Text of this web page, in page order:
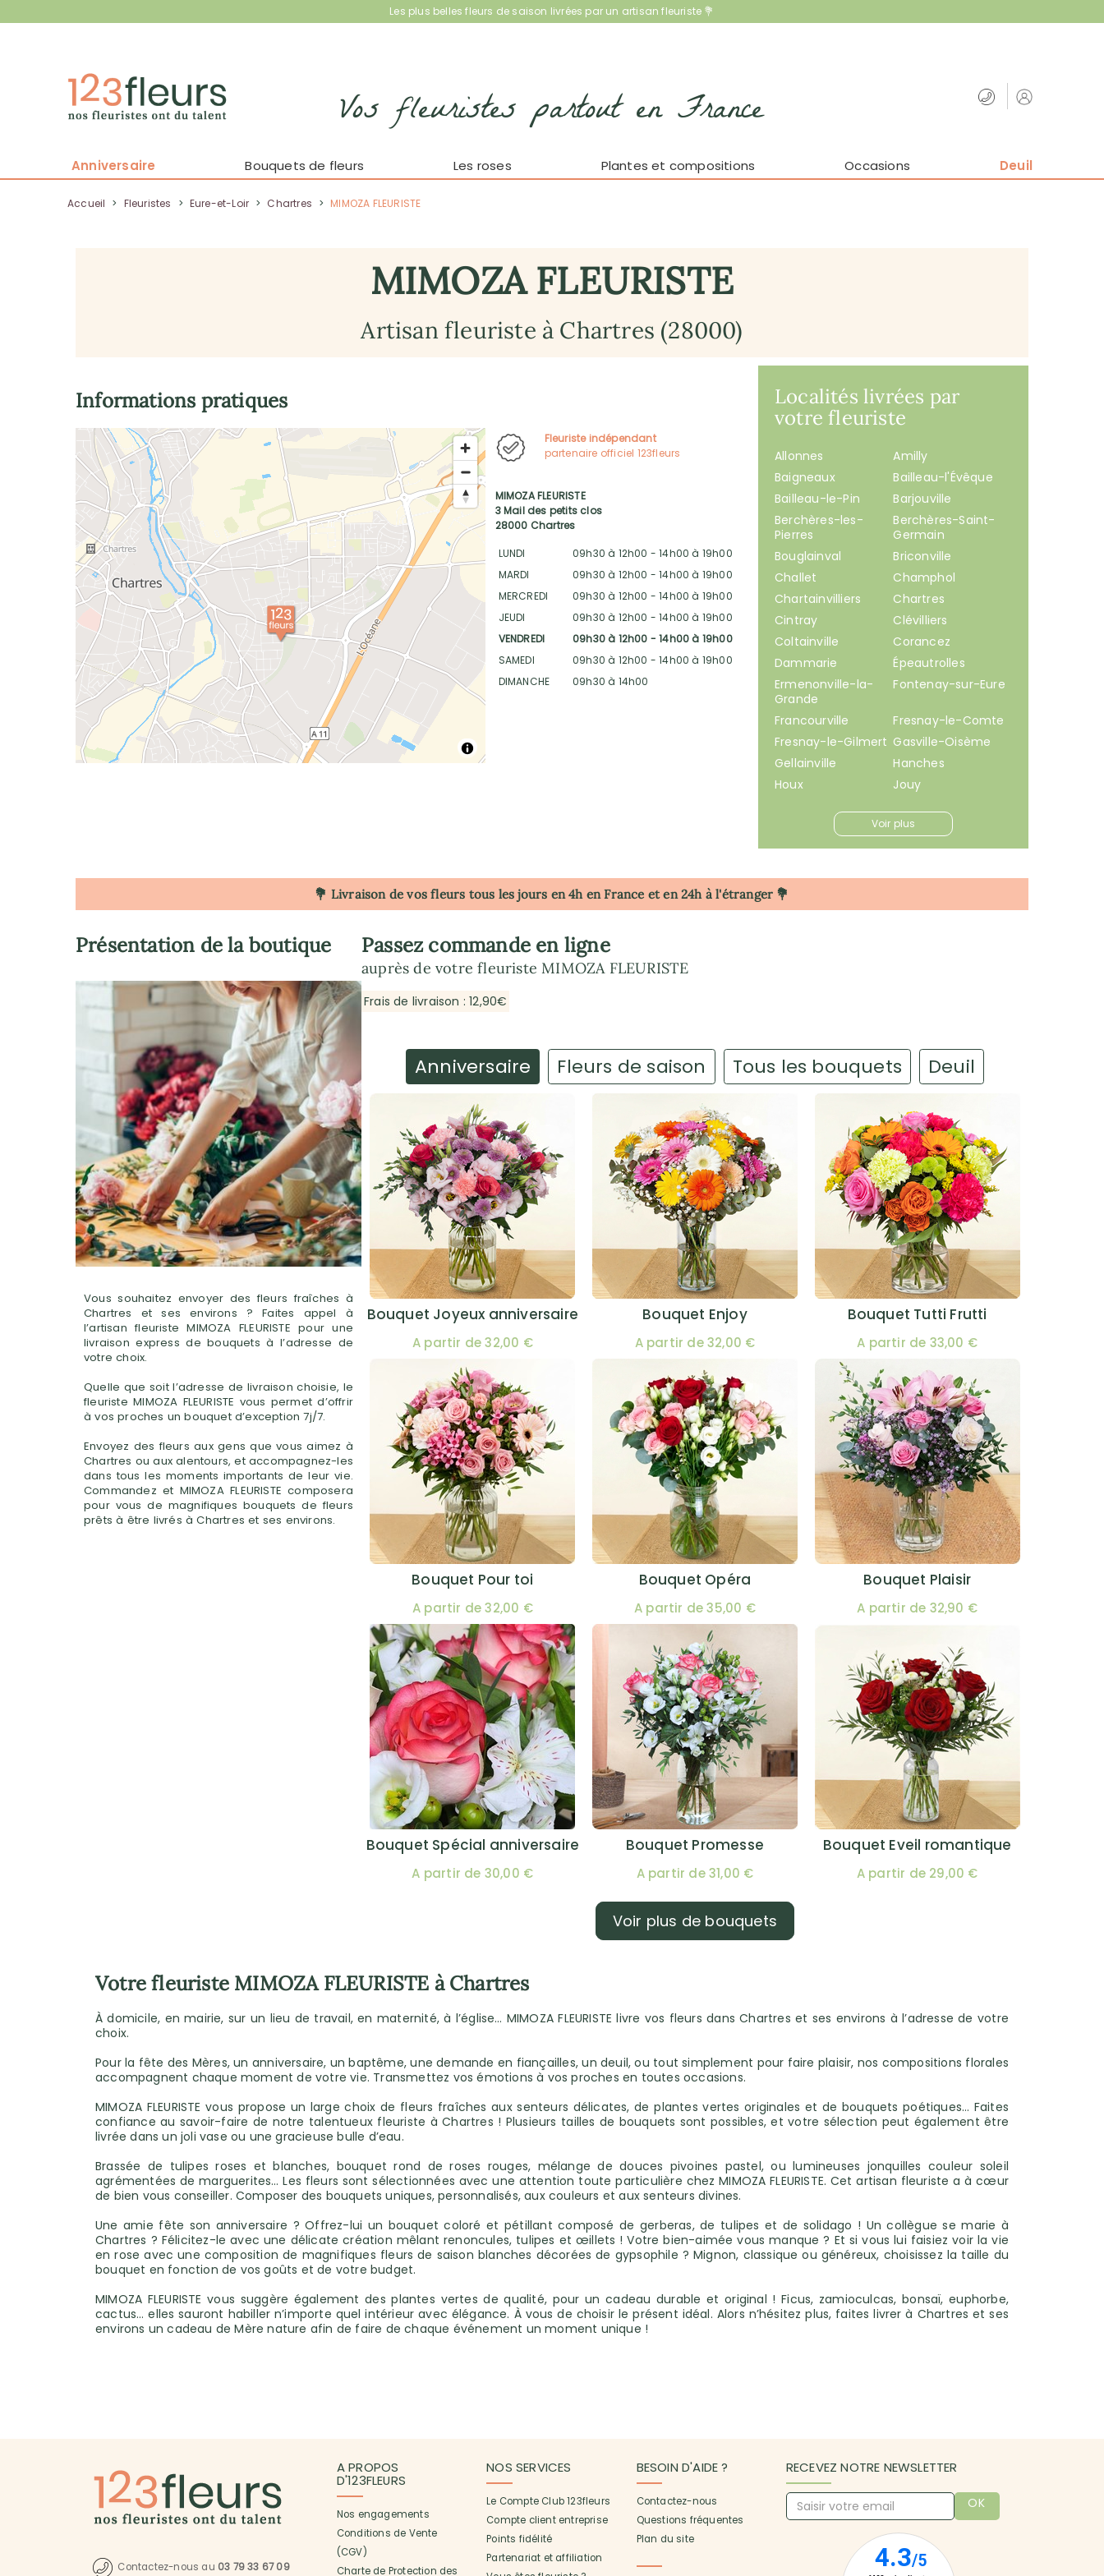
Les plus belles fleurs de saison livrées par un artisan fleuriste 💐
Vos fleuristes partout en France
Anniversaire Bouquets de fleurs Les roses Plantes et compositions Occasions Deuil
Accueil > Fleuristes > Eure-et-Loir > Chartres > MIMOZA FLEURISTE
MIMOZA FLEURISTE
Artisan fleuriste à Chartres (28000)
Localités livrées par
votre fleuriste
Allonnes
Amilly
Baigneaux
Bailleau-l'Évêque
Bailleau-le-Pin
Barjouville
Berchères-les-
Pierres
Berchères-Saint-
Germain
Bouglainval
Briconville
Challet
Champhol
Chartainvilliers
Chartres
Cintray
Clévilliers
Coltainville
Corancez
Dammarie
Épeautrolles
Ermenonville-la-
Grande
Fontenay-sur-Eure
Francourville
Fresnay-le-Comte
Fresnay-le-Gilmert Gasville-Oisème
Gellainville
Hanches
Houx
Jouy
Voir plus
Fleuriste indépendant
partenaire officiel 123fleurs
MIMOZA FLEURISTE
3 Mail des petits clos
28000 Chartres
LUNDI
09h30 à 12h00 - 14h00 à 19h00
MARDI
09h30 à 12h00 - 14h00 à 19h00
MERCREDI
09h30 à 12h00 - 14h00 à 19h00
JEUDI
09h30 à 12h00 - 14h00 à 19h00
VENDREDI
09h30 à 12h00 - 14h00 à 19h00
SAMEDI
09h30 à 12h00 - 14h00 à 19h00
DIMANCHE
09h30 à 14h00
Informations pratiques
💐 Livraison de vos fleurs tous les jours en 4h en France et en 24h à l'étranger 💐
Passez commande en ligne
auprès de votre fleuriste MIMOZA FLEURISTE
Frais de livraison : 12,90€
Anniversaire Fleurs de saison Tous les bouquets Deuil
Bouquet Joyeux anniversaire
A partir de 32,00 €
Bouquet Enjoy
A partir de 32,00 €
Bouquet Tutti Frutti
A partir de 33,00 €
Bouquet Pour toi
A partir de 32,00 €
Bouquet Opéra
A partir de 35,00 €
Bouquet Plaisir
A partir de 32,90 €
Bouquet Spécial anniversaire
A partir de 30,00 €
Bouquet Promesse
A partir de 31,00 €
Bouquet Eveil romantique
A partir de 29,00 €
Voir plus de bouquets
Présentation de la boutique
Vous souhaitez envoyer des fleurs fraîches à
Chartres et ses environs ? Faites appel à
l’artisan fleuriste MIMOZA FLEURISTE pour une
livraison express de bouquets à l’adresse de
votre choix.
Quelle que soit l’adresse de livraison choisie, le
fleuriste MIMOZA FLEURISTE vous permet d’offrir
à vos proches un bouquet d’exception 7j/7.
Envoyez des fleurs aux gens que vous aimez à
Chartres ou aux alentours, et accompagnez-les
dans tous les moments importants de leur vie.
Commandez et MIMOZA FLEURISTE composera
pour vous de magnifiques bouquets de fleurs
prêts à être livrés à Chartres et ses environs.
Votre fleuriste MIMOZA FLEURISTE à Chartres
À domicile, en mairie, sur un lieu de travail, en maternité, à l’église… MIMOZA FLEURISTE livre vos fleurs dans Chartres et ses environs à l’adresse de votre
choix.
Pour la fête des Mères, un anniversaire, un baptême, une demande en fiançailles, un deuil, ou tout simplement pour faire plaisir, nos compositions florales
accompagnent chaque moment de votre vie. Transmettez vos émotions à vos proches en toutes occasions.
MIMOZA FLEURISTE vous propose un large choix de fleurs fraîches aux senteurs délicates, de plantes vertes originales et de bouquets poétiques… Faites
confiance au savoir-faire de notre talentueux fleuriste à Chartres ! Plusieurs tailles de bouquets sont possibles, et votre sélection peut également être
livrée dans un joli vase ou une gracieuse bulle d’eau.
Brassée de tulipes roses et blanches, bouquet rond de roses rouges, mélange de douces pivoines pastel, ou lumineuses jonquilles couleur soleil
agrémentées de marguerites… Les fleurs sont sélectionnées avec une attention toute particulière chez MIMOZA FLEURISTE. Cet artisan fleuriste a à cœur
de bien vous conseiller. Composer des bouquets uniques, personnalisés, aux couleurs et aux senteurs divines.
Une amie fête son anniversaire ? Offrez-lui un bouquet coloré et pétillant composé de gerberas, de tulipes et de solidago ! Un collègue se marie à
Chartres ? Félicitez-le avec une délicate création mêlant renoncules, tulipes et œillets ! Votre bien-aimée vous manque ? Et si vous lui faisiez voir la vie
en rose avec une composition de magnifiques fleurs de saison blanches décorées de gypsophile ? Mignon, classique ou généreux, choisissez la taille du
bouquet en fonction de vos goûts et de votre budget.
MIMOZA FLEURISTE vous suggère également des plantes vertes de qualité, pour un cadeau durable et original ! Ficus, zamioculcas, bonsaï, euphorbe,
cactus… elles sauront habiller n’importe quel intérieur avec élégance. À vous de choisir le présent idéal. Alors n’hésitez plus, faites livrer à Chartres et ses
environs un cadeau de Mère nature afin de faire de chaque événement un moment unique !
Contactez-nous au 03 79 33 67 09
A PROPOS
D'123FLEURS
Nos engagements
Conditions de Vente
(CGV)
Charte de Protection des
NOS SERVICES
Le Compte Club 123fleurs
Compte client entreprise
Points fidélité
Partenariat et affiliation
BESOIN D'AIDE ?
Contactez-nous
Questions fréquentes
Plan du site
RECEVEZ NOTRE NEWSLETTER
OK